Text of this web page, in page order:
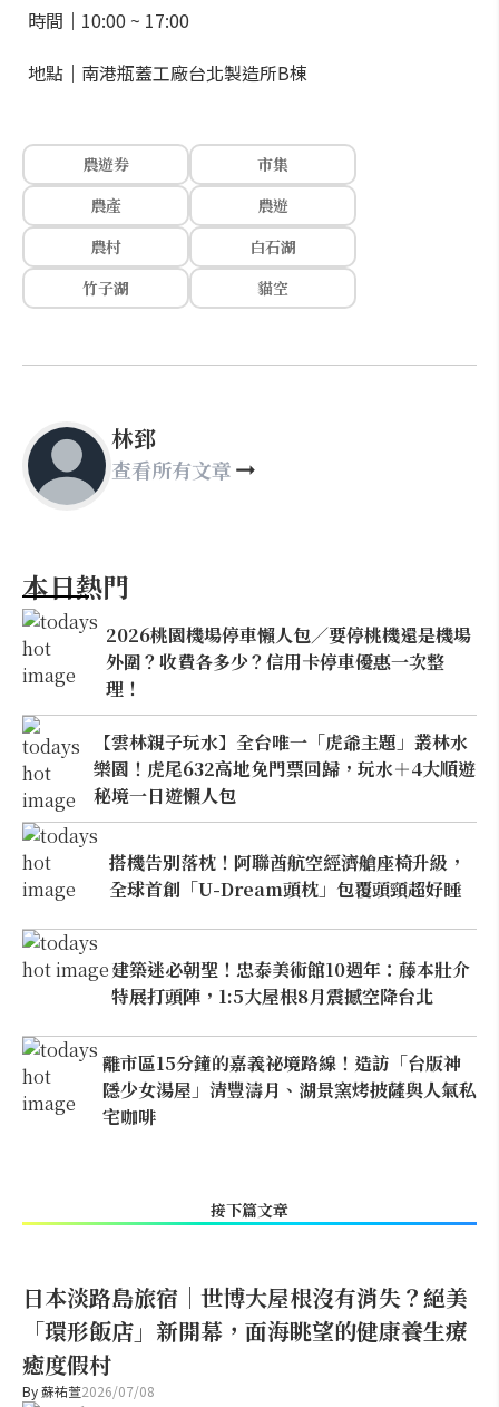
時間｜10:00 ~ 17:00
地點｜南港瓶蓋工廠台北製造所B棟
農遊券
市集
農產
農遊
農村
白石湖
竹子湖
貓空
林郅
查看所有文章
本日熱門
2026桃園機場停車懶人包／要停桃機還是機場
外圍？收費各多少？信用卡停車優惠一次整
理！
【雲林親子玩水】全台唯一「虎爺主題」叢林水
樂園！虎尾632高地免門票回歸，玩水＋4大順遊
秘境一日遊懶人包
搭機告別落枕！阿聯酋航空經濟艙座椅升級，
全球首創「U-Dream頭枕」包覆頭頸超好睡
建築迷必朝聖！忠泰美術館10週年：藤本壯介
特展打頭陣，1:5大屋根8月震撼空降台北
離市區15分鐘的嘉義祕境路線！造訪「台版神
隱少女湯屋」清豐濤月、湖景窯烤披薩與人氣私
宅咖啡
接下篇文章
日本淡路島旅宿｜世博大屋根沒有消失？絕美
「環形飯店」新開幕，面海眺望的健康養生療
癒度假村
By蘇祐萱2026/07/08